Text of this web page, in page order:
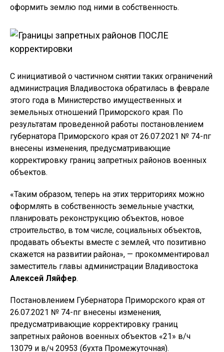
оформить землю под ними в собственность.
С инициативой о частичном снятии таких ограничений
администрация Владивостока обратилась в феврале
этого года в Министерство имущественных и
земельных отношений Приморского края. По
результатам проведенной работы постановлением
губернатора Приморского края от 26.07.2021 № 74-пг
внесены изменения, предусматривающие
корректировку границ запретных районов военных
объектов.
«Таким образом, теперь на этих территориях можно
оформлять в собственность земельные участки,
планировать реконструкцию объектов, новое
строительство, в том числе, социальных объектов,
продавать объекты вместе с землей, что позитивно
скажется на развитии района», — прокомментировал
заместитель главы администрации Владивостока
Алексей Ляйфер.
Постановлением Губернатора Приморского края от
26.07.2021 № 74-пг внесены изменения,
предусматривающие корректировку границ
запретных районов военных объектов «21» в/ч
13079 и в/ч 20953 (бухта Промежуточная).